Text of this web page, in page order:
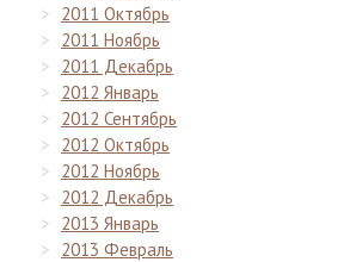
2011 Октябрь
2011 Ноябрь
2011 Декабрь
2012 Январь
2012 Сентябрь
2012 Октябрь
2012 Ноябрь
2012 Декабрь
2013 Январь
2013 Февраль